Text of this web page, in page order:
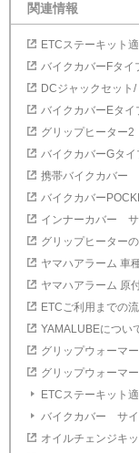
関連情報
ETCステーキット適
バイクカバーFタ
DCジャックセット
バイクカバーEタ
グリップヒーター
バイクカバーGタ
携帯バイクカバー
バイクカバー
インナーカバー
グリップヒーター
ヤマハアラーム 車
ヤマハアラーム 原
ETCご利用までの
YAMALUBEについ
グリップウォーマ
グリップウォーマ
ETCステーキット
バイクカバー サ
オイルチェンジキ